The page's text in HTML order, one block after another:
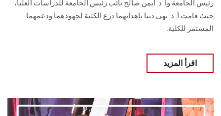
رئيس الجامعة وأ. د. أيمن صالح نائب رئيس الجامعة للدراسات العليا،
حيث قامت أ. د. نهى دنيا باهدائهما درع الكلية لجهودهما ودعمهما
المستمر للكلية.
اقرأ المزيد